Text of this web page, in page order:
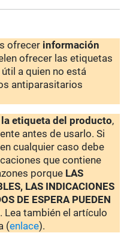
ofrecer información
ofrecer las etiquetas
a quien no está
antiparasitarios
etiqueta del producto,
antes de usarlo. Si
cualquier caso debe
que contiene
porque LAS
LAS INDICACIONES
DE ESPERA PUEDEN
. Lea también el artículo
(enlace).